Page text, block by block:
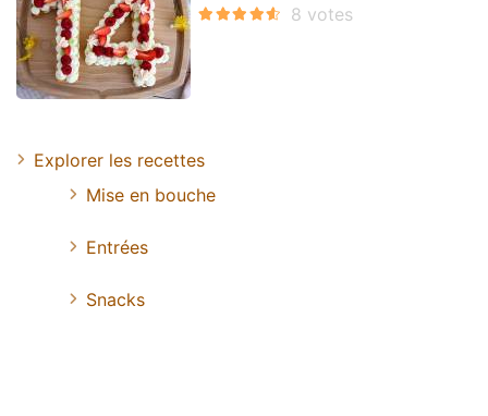
Explorer les recettes
Mise en bouche
Entrées
Snacks